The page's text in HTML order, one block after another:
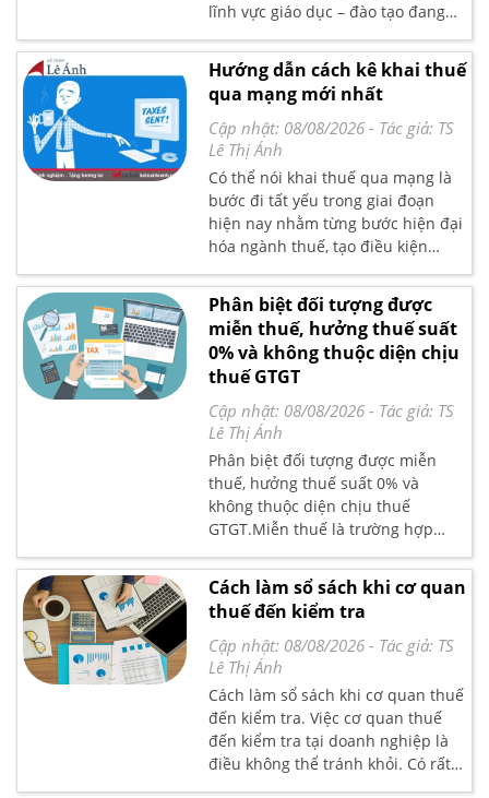
lĩnh vực giáo dục – đào tạo đang
thắc mắc về những chính sách
thuế áp dụng với đơn vị mình, có
ưu đãi về thuế TNDN hay không?
Hoặc có được khấu trừ thuế GTGT
không? Đây là vấn đề được rất
nhiều
Hướng dẫn cách kê khai thuế
qua mạng mới nhất
Cập nhật: 08/08/2026 - Tác giả: TS
Lê Thị Ánh
Có thể nói khai thuế qua mạng là
bước đi tất yếu trong giai đoạn
hiện nay nhằm từng bước hiện đại
hóa ngành thuế, tạo điều kiện
thuận lợi cho doanh nghiệp trong
quá trình thực hiện nghĩa vụ thuế
đối với nhà nước, giảm áp lực cho
ngành thuế, đáp ứng yêu cầu phát
triển của xã hội.
Phân biệt đối tượng được
miễn thuế, hưởng thuế suất
0% và không thuộc diện chịu
thuế GTGT
Cập nhật: 08/08/2026 - Tác giả: TS
Lê Thị Ánh
Phân biệt đối tượng được miễn
thuế, hưởng thuế suất 0% và
không thuộc diện chịu thuế
GTGT.Miễn thuế là trường hợp
hàng hóa hay dịch vụ nằm trong
đối tượng chịu thuế ở một mức
thuế suất nhất định, có các căn cứ
tính thuế rõ ràng và phải kê khai
thuế đối với cơ quan thuế.Đây là
vấn đề được rất nhiều các bạn kế
toán quan tâm.
Cách làm sổ sách khi cơ quan
thuế đến kiểm tra
Cập nhật: 08/08/2026 - Tác giả: TS
Lê Thị Ánh
Cách làm sổ sách khi cơ quan thuế
đến kiểm tra. Việc cơ quan thuế
đến kiểm tra tại doanh nghiệp là
điều không thể tránh khỏi. Có rất
nhiều các bạn kế toán, Các bạn